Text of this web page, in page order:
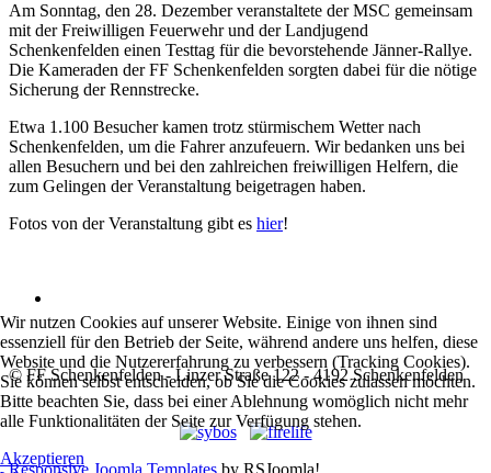
Am Sonntag, den 28. Dezember veranstaltete der MSC gemeinsam
mit der Freiwilligen Feuerwehr und der Landjugend
Schenkenfelden einen Testtag für die bevorstehende Jänner-Rallye.
Die Kameraden der FF Schenkenfelden sorgten dabei für die nötige
Sicherung der Rennstrecke.
Etwa 1.100 Besucher kamen trotz stürmischem Wetter nach
Schenkenfelden, um die Fahrer anzufeuern. Wir bedanken uns bei
allen Besuchern und bei den zahlreichen freiwilligen Helfern, die
zum Gelingen der Veranstaltung beigetragen haben.
Fotos von der Veranstaltung gibt es hier!
© FF Schenkenfelden - Linzer Straße 122 - 4192 Schenkenfelden
Responsive Joomla Templates by RSJoomla!
Wir nutzen Cookies auf unserer Website. Einige von ihnen sind
essenziell für den Betrieb der Seite, während andere uns helfen, diese
Website und die Nutzererfahrung zu verbessern (Tracking Cookies).
Sie können selbst entscheiden, ob Sie die Cookies zulassen möchten.
Bitte beachten Sie, dass bei einer Ablehnung womöglich nicht mehr
alle Funktionalitäten der Seite zur Verfügung stehen.
Akzeptieren